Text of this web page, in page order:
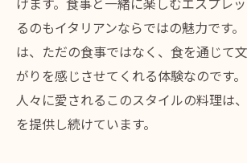
るのもイタリアンならではの魅力です
は、ただの食事ではなく、食を通じて
がりを感じさせてくれる体験なのです
人々に愛されるこのスタイルの料理は
を提供し続けています。